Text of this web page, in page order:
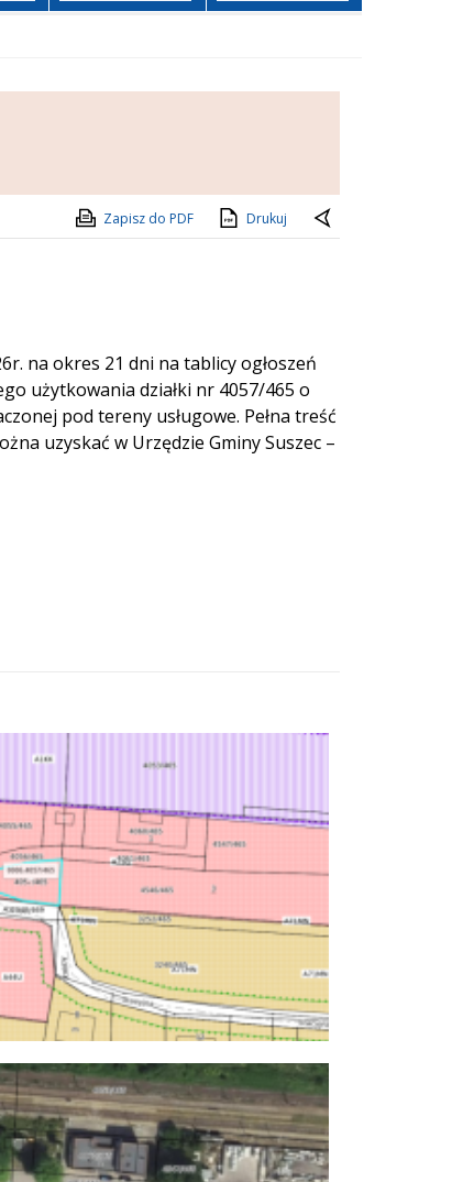
Zapisz do PDF Drukuj
na okres 21 dni na tablicy ogłoszeń
użytkowania działki nr 4057/465 o
pod tereny usługowe. Pełna treść
uzyskać w Urzędzie Gminy Suszec –